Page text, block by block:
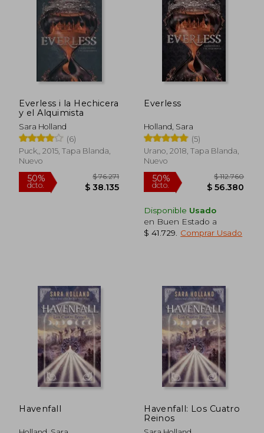
dcto. $ 22.500
50%
dcto.
Everless i la Hechicera
y el Alquimista
Sara Holland
(6)
Puck,, 2015, Tapa Blanda,
Nuevo
50%
dcto. $ 38.135
Everless
Holland, Sara
(5)
Urano, 2018, Tapa Blanda,
Nuevo
50%
dcto.
Disponible Usado
en Buen Estado a
$ 41.729
Comprar Usado
Havenfall
Havenfall: Los Cuatro
Reinos